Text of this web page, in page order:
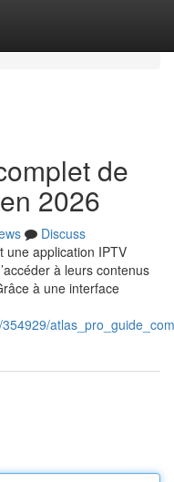
de
2026
Discuss
une application IPTV
à leurs contenus
à une interface